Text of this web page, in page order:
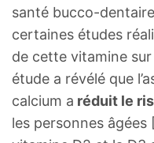
santé bucco-
certaines études
de cette vitamine
étude a révélé que
calcium a réduit le
les personnes âgées